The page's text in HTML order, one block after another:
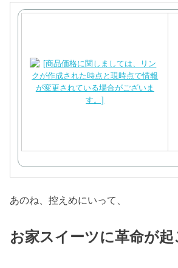
あのね、控えめにいって、
お家スイーツに革命が